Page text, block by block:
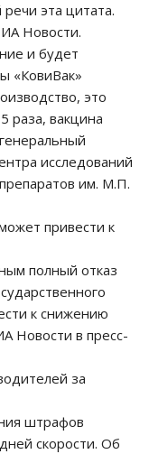
речи эта цитата.
Новости.
и будет
«КовиВак»
это
раза, вакцина
исследований
им. М.П.
привести к
полный отказ
к снижению
Новости в пресс-
за
штрафов
скорости. Об